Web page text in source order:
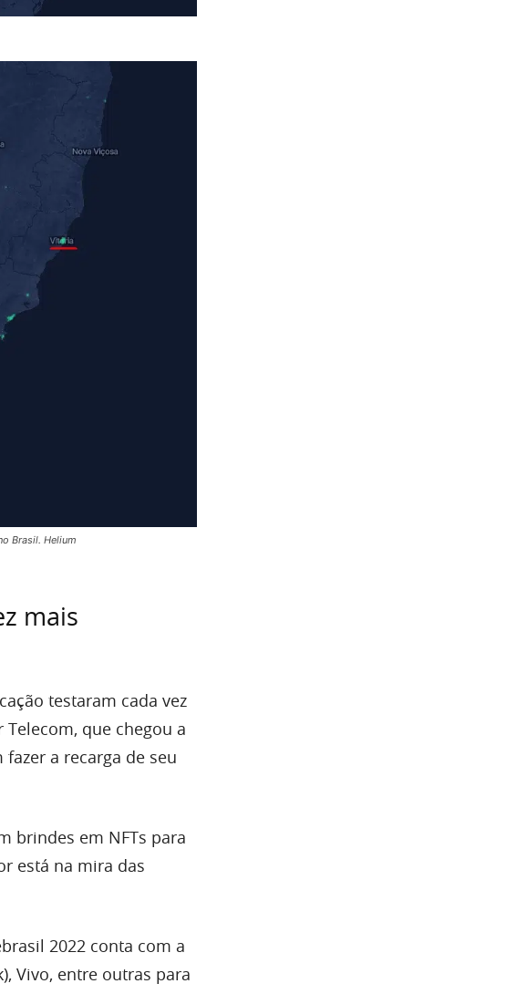
Brasil. Helium
mais
testaram cada vez
que chegou a
a recarga de seu
brindes em NFTs para
está na mira das
2022 conta com a
Vivo, entre outras para